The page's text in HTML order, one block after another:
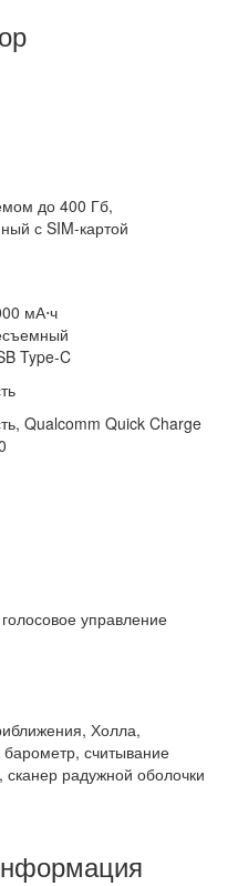
до 400 Гб,
с SIM-картой
мА⋅ч
Type-C
Qualcomm Quick Charge
управление
Холла,
барометр, считывание
сканер радужной оболочки